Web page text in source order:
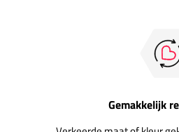
Gemakkelijk